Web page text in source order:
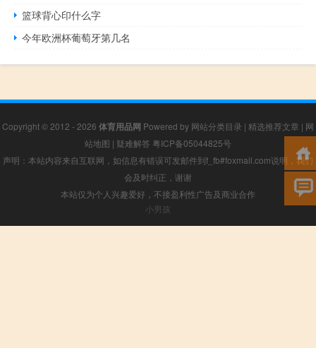
篮球背心印什么字
今年欧洲杯葡萄牙第几名
Copyright © 2012 - 2026 体育用品网 Powered by 网站分类目录 | 精选推荐文章 | 网
站地图 | 疑难解答 粤ICP备05044825号
声明：本站内容来自互联网，如信息有错误可发邮件到f_fb#foxmail.com说明，我们
会及时纠正，谢谢
本站仅为个人兴趣爱好，不接盈利性广告及商业合作
小男孩